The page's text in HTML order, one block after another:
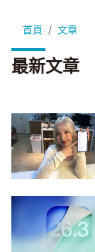
首頁 文章
最新文章